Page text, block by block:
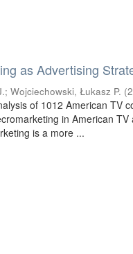
as Advertising
;Wojciechowski, Łukasz P. (
of 1012 American TV
in American
is a more ...